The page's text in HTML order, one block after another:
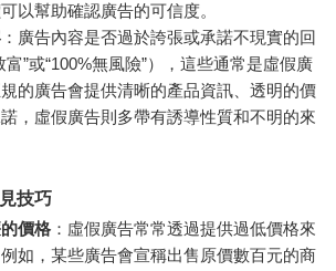
以幫助確認廣告的可信度。
：廣告內容是否過於誇張或承諾不現實的回
富”或“100%無風險”），這些通常是虛假廣
的廣告會提供清晰的產品資訊、透明的價
，虛假廣告則多帶有誘導性質和不明的來
技巧
價格 ：虛假廣告常常透過提供過低價格來
如，某些廣告會宣稱出售原價數百元的商